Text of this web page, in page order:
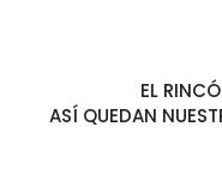
EL
ASÍ QUEDAN